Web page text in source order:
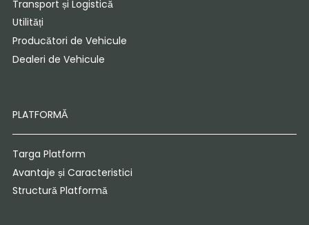
Transport și Logistică
Utilități
Producători de Vehicule
Dealeri de Vehicule
PLATFORMĂ
Targa Platform
Avantaje și Caracteristici
Structură Platformă